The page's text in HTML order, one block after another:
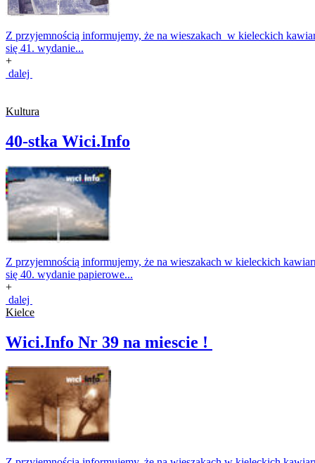
Z przyjemnością informujemy, że na wieszakach w kieleckich
się 41. wydanie...
+
dalej
Kultura
40-stka Wici.Info
Z przyjemnością informujemy, że na wieszakach w kieleckich
się 40. wydanie papierowe...
+
dalej
Kielce
Wici.Info Nr 39 na miescie !